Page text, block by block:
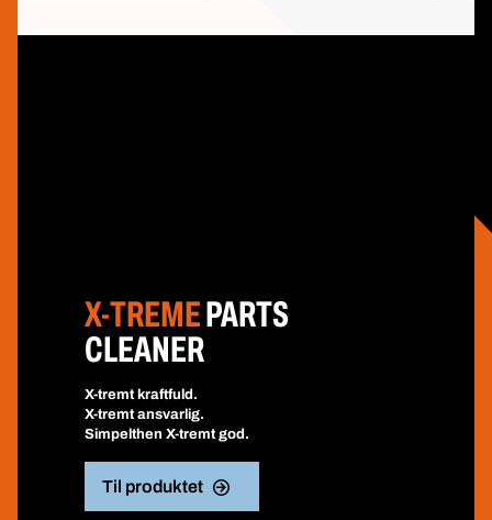
X-TREMEPARTS
CLEANER
X-tremt kraftfuld.
X-tremt ansvarlig.
Simpelthen X-tremt god.
Til produktet